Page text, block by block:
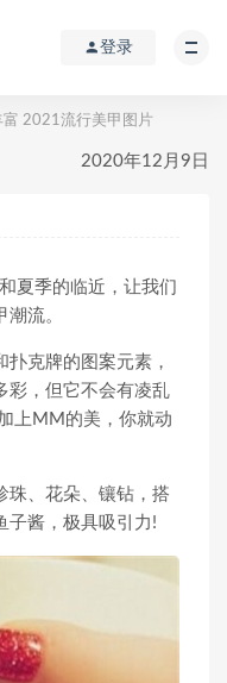
登录
富 2021流行美甲图片
2020年12月9日
季的临近，让我们
流。
克牌的图案元素，
彩，但它不会有凌乱
上MM的美，你就动
、花朵、镶钻，搭
子酱，极具吸引力!